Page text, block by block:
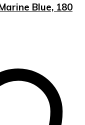
Blue, 180